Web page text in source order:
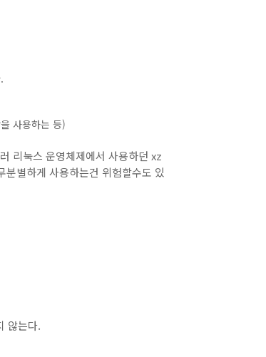
사용하는 등)
리눅스 운영체제에서 사용하던 xz
별하게 사용하는건 위험할수도 있
않는다.